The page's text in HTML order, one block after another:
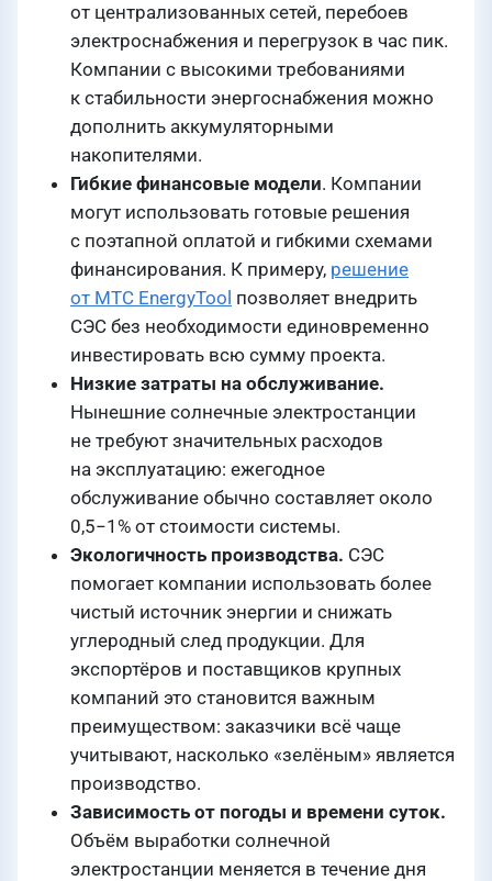
от централизованных сетей, перебоев
электроснабжения и перегрузок в час пик.
Компании с высокими требованиями
к стабильности энергоснабжения можно
дополнить аккумуляторными
накопителями.
Гибкие финансовые модели. Компании
могут использовать готовые решения
с поэтапной оплатой и гибкими схемами
финансирования. К примеру, решение
от МТС EnergyTool позволяет внедрить
СЭС без необходимости единовременно
инвестировать всю сумму проекта.
Низкие затраты на обслуживание.
Нынешние солнечные электростанции
не требуют значительных расходов
на эксплуатацию: ежегодное
обслуживание обычно составляет около
0,5−1% от стоимости системы.
Экологичность производства. СЭС
помогает компании использовать более
чистый источник энергии и снижать
углеродный след продукции. Для
экспортёров и поставщиков крупных
компаний это становится важным
преимуществом: заказчики всё чаще
учитывают, насколько «зелёным» является
производство.
Зависимость от погоды и времени суток.
Объём выработки солнечной
электростанции меняется в течение дня